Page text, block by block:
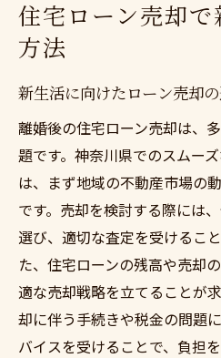
住宅ローン売却で
方法
新生活に向けたローン売却
離婚後の住宅ローン売却は、
題です。神奈川県でのスムー
は、まず地域の不動産市場の
です。売却を検討する際には
選び、適切な査定を受けるこ
た、住宅ローンの残高や売却
適な売却戦略を立てることが
却に伴う手続きや税金の問題
バイスを受けることで、負担